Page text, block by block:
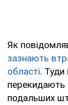
Як
зазнають
області. Туди
перекидають
подальших